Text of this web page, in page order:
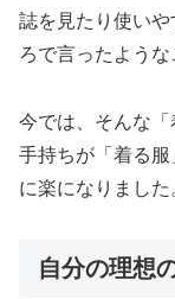
誌を見たり使い
ろで言ったような
今では、そんな「
手持ちが「着る
に楽になりました
自分の理想